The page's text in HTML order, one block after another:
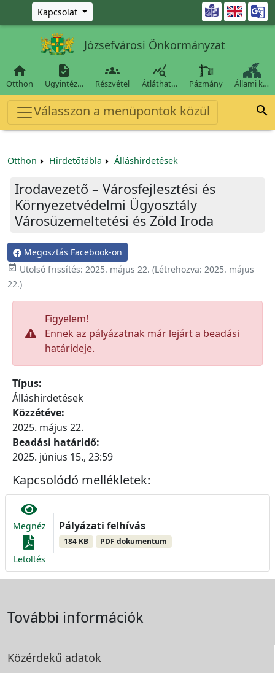
Ugrás a fő tartalomra
Kapcsolat 
Józsefvárosi Önkormányzat

Otthon

Ügyintéz…

Részvétel

Átláthat… Pázmány Állami k…
Válasszon a menüpontok közül 
Otthon Hirdetőtábla Álláshirdetések
Irodavezető – Városfejlesztési és
Környezetvédelmi Ügyosztály
Városüzemeltetési és Zöld Iroda
Megosztás Facebook-on
 Utolsó frissítés: 2025. május 22. (Létrehozva: 2025. május
22.)
Figyelem!
Ennek az pályázatnak már lejárt a beadási
határideje.
Típus:
Álláshirdetések
Közzétéve:
2025. május 22.
Beadási határidő:
2025. június 15., 23:59
Kapcsolódó mellékletek:
Megnéz
Letöltés
Pályázati felhívás
184 KB PDF dokumentum
További információk
Közérdekű adatok